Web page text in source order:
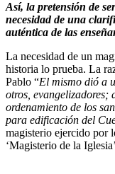
Así, la pretensión de
necesidad de una
auténtica de las
La necesidad de un
historia lo prueba. La
Pablo “El mismo dió a
otros, evangelizadores;
ordenamiento de los
para edificación del
magisterio ejercido por
‘Magisterio de la